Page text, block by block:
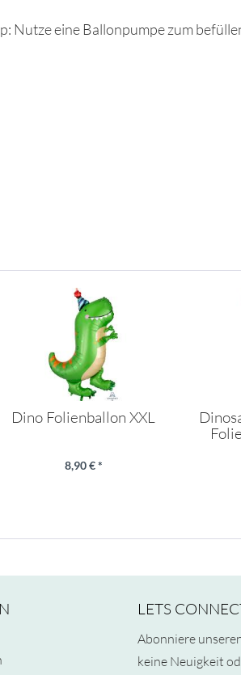
Nutze eine Ballonpumpe zum
Dino Folienballon XXL
8,90 € *
LETS
Abonniere
keine Neuigkeit